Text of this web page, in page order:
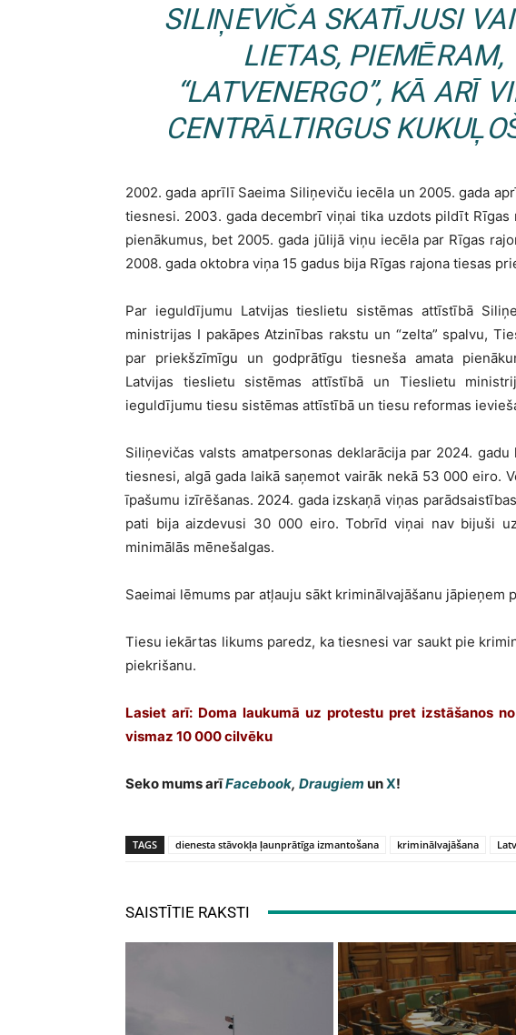
SILIŅEVIČA SKATĪJUSI
LIETAS, PIEMĒRAM,
“LATVENERGO”, KĀ ARĪ
CENTRĀLTIRGUS
2002. gada aprīlī Saeima Siliņeviču iecēla un 2005. gada
tiesnesi. 2003. gada decembrī viņai tika uzdots pildīt
pienākumus, bet 2005. gada jūlijā viņu iecēla par Rīgas
2008. gada oktobra viņa 15 gadus bija Rīgas rajona tiesas
Par ieguldījumu Latvijas tieslietu sistēmas attīstībā
ministrijas I pakāpes Atzinības rakstu un “zelta” spalvu,
par priekšzīmīgu un godprātīgu tiesneša amata
Latvijas tieslietu sistēmas attīstībā un Tieslietu
ieguldījumu tiesu sistēmas attīstībā un tiesu reformas
Siliņevičas valsts amatpersonas deklarācija par 2024.
tiesnesi, algā gada laikā saņemot vairāk nekā 53 000 eiro.
īpašumu izīrēšanas. 2024. gada izskaņā viņas
pati bija aizdevusi 30 000 eiro. Tobrīd viņai nav bijuši
minimālās mēnešalgas.
Saeimai lēmums par atļauju sākt kriminālvajāšanu jāpieņem
Tiesu iekārtas likums paredz, ka tiesnesi var saukt pie
piekrišanu.
Lasiet arī: Doma laukumā uz protestu pret izstāšanos
vismaz 10 000 cilvēku
Seko mums arīFacebook, Draugiem unX!
TAGS dienesta stāvokļa ļaunprātīga izmantošana kriminālvajāšana
SAISTĪTIE RAKSTI